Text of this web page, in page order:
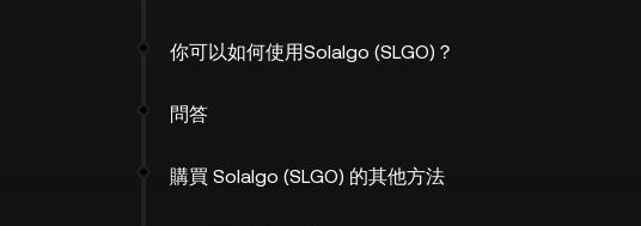
你可以如何使用Solalgo (SLGO)？
問答
購買 Solalgo (SLGO) 的其他方法